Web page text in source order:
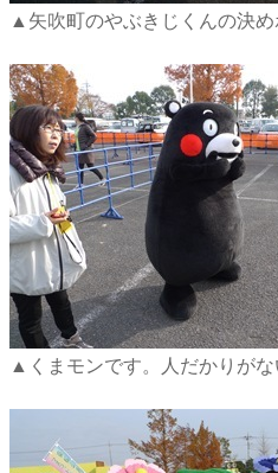
▲矢吹町のやぶきじくんの決め
▲くまモンです。人だかりがな